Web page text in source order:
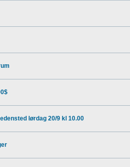
lørdag 20/9 kl 10.00